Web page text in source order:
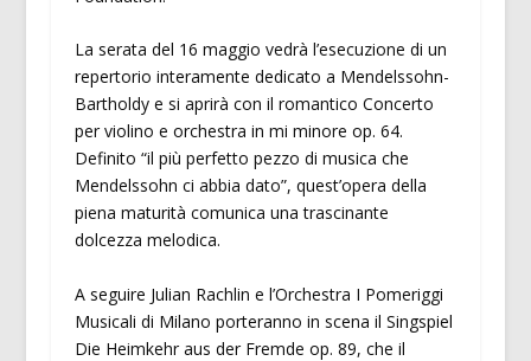
La serata del 16 maggio vedrà l’esecuzione di un
repertorio interamente dedicato a Mendelssohn-
Bartholdy e si aprirà con il romantico Concerto
per violino e orchestra in mi minore op. 64.
Definito “il più perfetto pezzo di musica che
Mendelssohn ci abbia dato”, quest’opera della
piena maturità comunica una trascinante
dolcezza melodica.
A seguire Julian Rachlin e l’Orchestra I Pomeriggi
Musicali di Milano porteranno in scena il Singspiel
Die Heimkehr aus der Fremde op. 89, che il